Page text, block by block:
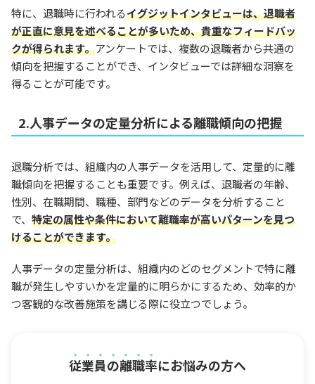
特に、退職時に行われるイグジットインタビューは、退職者
が正直に意見を述べることが多いため、貴重なフィードバッ
クが得られます。アンケートでは、複数の退職者から共通の
傾向を把握することができ、インタビューでは詳細な洞察を
得ることが可能です。
2.人事データの定量分析による離職傾向の把握
退職分析では、組織内の人事データを活用して、定量的に離
職傾向を把握することも重要です。例えば、退職者の年齢、
性別、在職期間、職種、部門などのデータを分析すること
で、 特定の属性や条件において離職率が高いパターンを見つ
けることができます。
人事データの定量分析は、組織内のどのセグメントで特に離
職が発生しやすいかを定量的に明らかにするため、効率的か
つ客観的な改善施策を講じる際に役立つでしょう。
従業員の離職率にお悩みの方へ